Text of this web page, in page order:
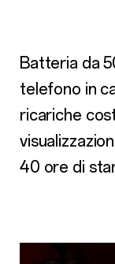
Batteria da
telefono in
ricariche
40 ore di